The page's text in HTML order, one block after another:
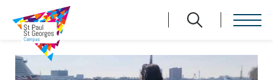
contenu
principal